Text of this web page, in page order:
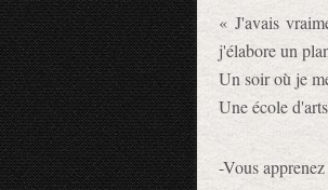
« J'avais
j'élabore un
Un soir où je
Une école
-Vous